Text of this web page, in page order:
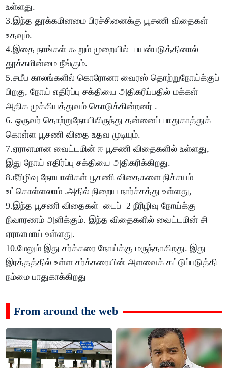
உள்ளது.
3.இந்த தூக்கமினமை பிரச்சினைக்கு பூசணி விதைகள்
உதவும்.
4.இதை நாங்கள் கூறும் முறையில் பயன்படுத்தினால்
தூக்கமின்மை நீங்கும்.
5.சமீப காலங்களில் கொரோனா வைரஸ் தொற்றுநோய்க்குப்
பிறகு, நோய் எதிர்ப்பு சக்தியை அதிகரிப்பதில் மக்கள்
அதிக முக்கியத்துவம் கொடுக்கின்றனர் .
6. ஒருவர் தொற்றுநோயிலிருந்து தன்னைப் பாதுகாத்துக்
கொள்ள பூசணி விதை உதவ முடியும்.
7.ஏராளமான வைட்டமின் ஈ பூசணி விதைகளில் உள்ளது,
இது நோய் எதிர்ப்பு சக்தியை அதிகரிக்கிறது.
8.நீரிழிவு நோயாளிகள் பூசணி விதைகளை நிச்சயம்
உட்கொள்ளலாம் .அதில் நிறைய நார்ச்சத்து உள்ளது,
9.இந்த பூசணி விதைகள் டைப் 2 நீரிழிவு நோய்க்கு
நிவாரணம் அளிக்கும். இந்த விதைகளில் வைட்டமின் சி
ஏராளமாய் உள்ளது.
10.மேலும் இது சர்க்கரை நோய்க்கு மருந்தாகிறது. இது
இரத்தத்தில் உள்ள சர்க்கரையின் அளவைக் கட்டுப்படுத்தி
நம்மை பாதுகாக்கிறது
From around the web